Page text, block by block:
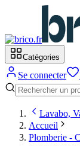
Catégories
Se connecter
Lavabo,
Accueil
Plomberie -